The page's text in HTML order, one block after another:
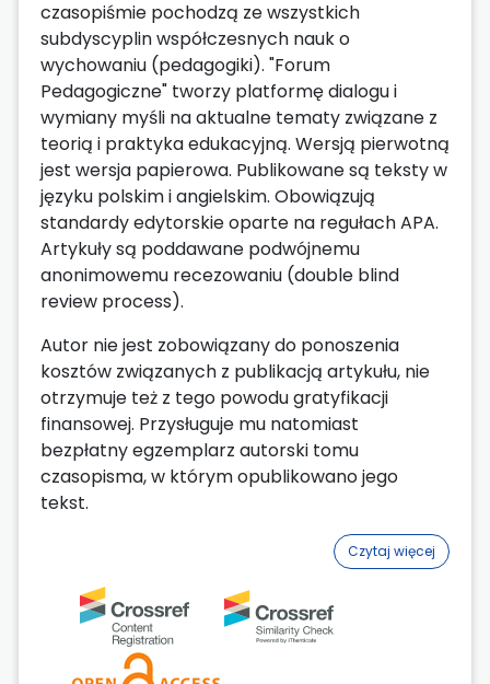
czasopiśmie pochodzą ze wszystkich
subdyscyplin współczesnych nauk o
wychowaniu (pedagogiki). "Forum
Pedagogiczne" tworzy platformę dialogu i
wymiany myśli na aktualne tematy związane z
teorią i praktyka edukacyjną. Wersją pierwotną
jest wersja papierowa. Publikowane są teksty w
języku polskim i angielskim. Obowiązują
standardy edytorskie oparte na regułach APA.
Artykuły są poddawane podwójnemu
anonimowemu recezowaniu (double blind
review process).
Autor nie jest zobowiązany do ponoszenia
kosztów związanych z publikacją artykułu, nie
otrzymuje też z tego powodu gratyfikacji
finansowej. Przysługuje mu natomiast
bezpłatny egzemplarz autorski tomu
czasopisma, w którym opublikowano jego
tekst.
Czytaj więcej